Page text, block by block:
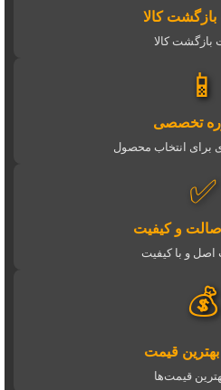
کالا
بازگشت کالا
📱
تخصصی
برای انتخاب محصول
✅
و کیفیت
و با کیفیت
💰
قیمت
قیمت‌ها